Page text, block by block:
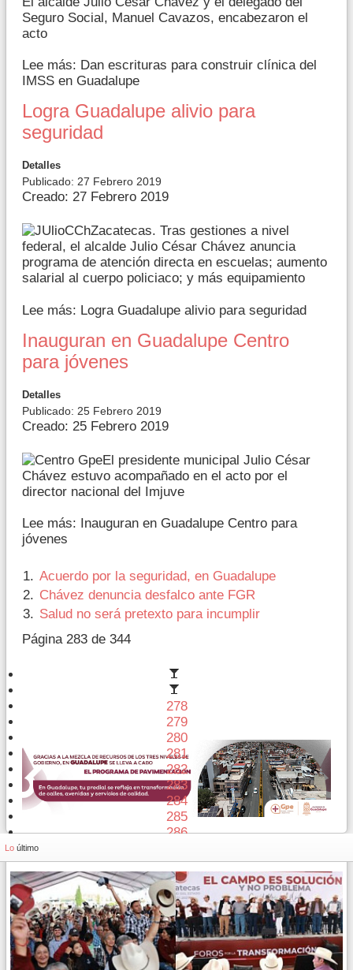
Seguro Social, Manuel Cavazos, encabezaron el
acto
Lee más: Dan escrituras para construir clínica del
IMSS en Guadalupe
Logra Guadalupe alivio para
seguridad
Detalles
Publicado: 27 Febrero 2019
Creado: 27 Febrero 2019
Zacatecas. Tras gestiones a nivel
federal, el alcalde Julio César Chávez anuncia
programa de atención directa en escuelas; aumento
salarial al cuerpo policiaco; y más equipamiento
Lee más: Logra Guadalupe alivio para seguridad
Inauguran en Guadalupe Centro
para jóvenes
Detalles
Publicado: 25 Febrero 2019
Creado: 25 Febrero 2019
El presidente municipal Julio César
Chávez estuvo acompañado en el acto por el
director nacional del Imjuve
Lee más: Inauguran en Guadalupe Centro para
jóvenes
Acuerdo por la seguridad, en Guadalupe
Chávez denuncia desfalco ante FGR
Salud no será pretexto para incumplir
Página 283 de 344
278
279
280
281
282
283
284
285
286
Lo último